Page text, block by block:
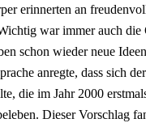
erinnerten an
war immer auch
schon wieder neue
anregte, dass sich
die im Jahr 2000
Dieser Vorschlag